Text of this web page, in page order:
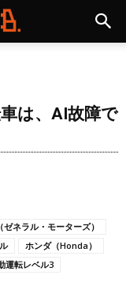
は、AI故障で
ゼネラル・モーターズ）
ホンダ（Honda）
運転レベル3